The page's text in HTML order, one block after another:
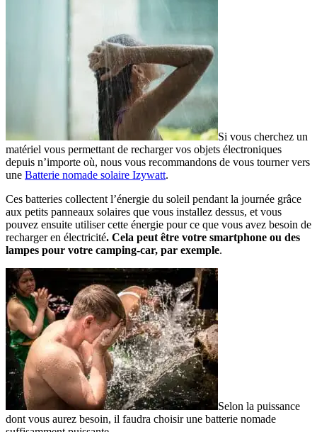
Si vous cherchez un
matériel vous permettant de recharger vos objets électroniques
depuis n’importe où, nous vous recommandons de vous tourner vers
une Batterie nomade solaire Izywatt.
Ces batteries collectent l’énergie du soleil pendant la journée grâce
aux petits panneaux solaires que vous installez dessus, et vous
pouvez ensuite utiliser cette énergie pour ce que vous avez besoin de
recharger en électricité. Cela peut être votre smartphone ou des
lampes pour votre camping-car, par exemple.
Selon la puissance
dont vous aurez besoin, il faudra choisir une batterie nomade